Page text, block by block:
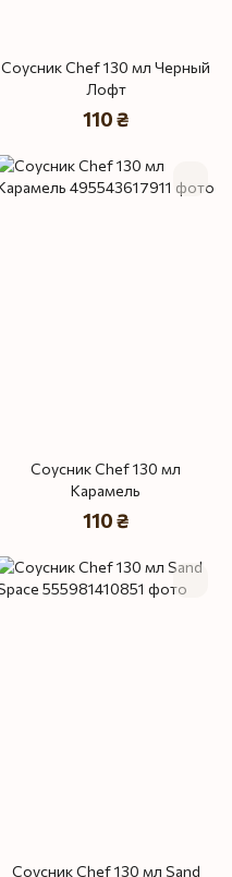
Соусник Chef 130 мл Черный
Лофт
110 ₴
Соусник Chef 130 мл
Карамель
110 ₴
Соусник Chef 130 мл Sand